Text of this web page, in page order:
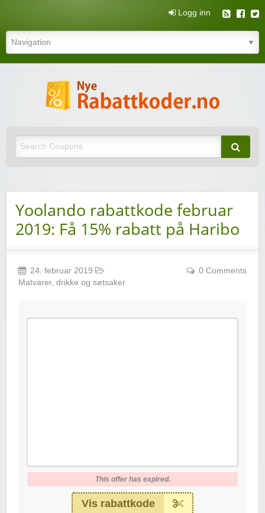
Logg inn
Yoolando rabattkode februar
2019: Få 15% rabatt på Haribo
24. februar 2019
Matvarer, drikke og søtsaker
0 Comments
This offer has expired.
Vis rabattkode